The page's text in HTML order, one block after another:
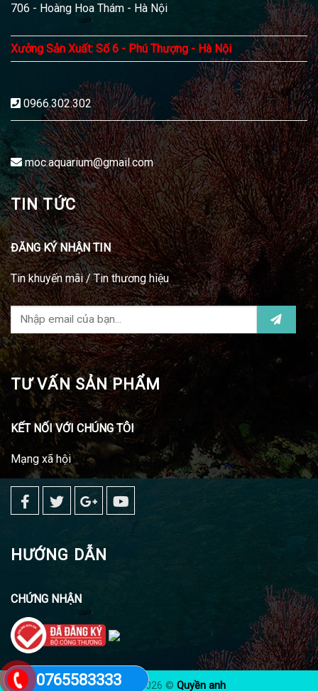
0765583333
706 - Hoàng Hoa Thám - Hà Nội
Xưởng Sản Xuất: Số 6 - Phú Thượng - Hà Nội
0966.302.302
moc.aquarium@gmail.com
TIN TỨC
ĐĂNG KÝ NHẬN TIN
Tin khuyến mãi / Tin thương hiệu
TƯ VẤN SẢN PHẨM
KẾT NỐI VỚI CHÚNG TÔI
Mạng xã hội
HƯỚNG DẪN
CHỨNG NHẬN
Copyright 2026 © Quyền anh